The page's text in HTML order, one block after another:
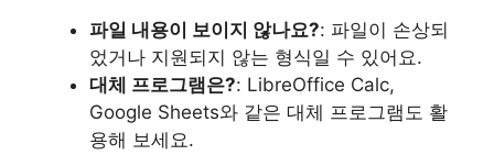
파일 내용이 보이지 않나요?: 파일이 손상되
었거나 지원되지 않는 형식일 수 있어요.
대체 프로그램은?: LibreOffice Calc,
Google Sheets와 같은 대체 프로그램도 활
용해 보세요.